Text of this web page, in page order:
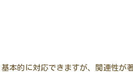
基本的に対応できますが、関連性が